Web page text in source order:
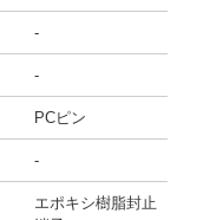
-
-
PCピン
-
エポキシ樹脂封止